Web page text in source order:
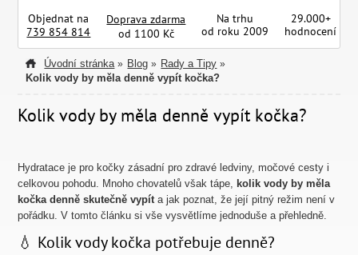
Objednat na
739 854 814
Doprava zdarma
od 1100 Kč
Na trhu
od roku 2009
29.000+
hodnocení
Úvodní stránka » Blog » Rady a Tipy »
Kolik vody by měla denně vypít kočka?
Kolik vody by měla denně vypít kočka?
Hydratace je pro kočky zásadní pro zdravé ledviny, močové cesty i
celkovou pohodu. Mnoho chovatelů však tápe, kolik vody by měla
kočka denně skutečně vypíta jak poznat, že její pitný režim není v
pořádku. V tomto článku si vše vysvětlíme jednoduše a přehledně.
💧 Kolik vody kočka potřebuje denně?